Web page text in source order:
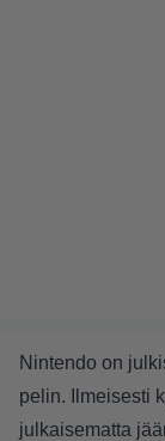
Nintendo on
pelin. Ilmeisesti
julkaisematta